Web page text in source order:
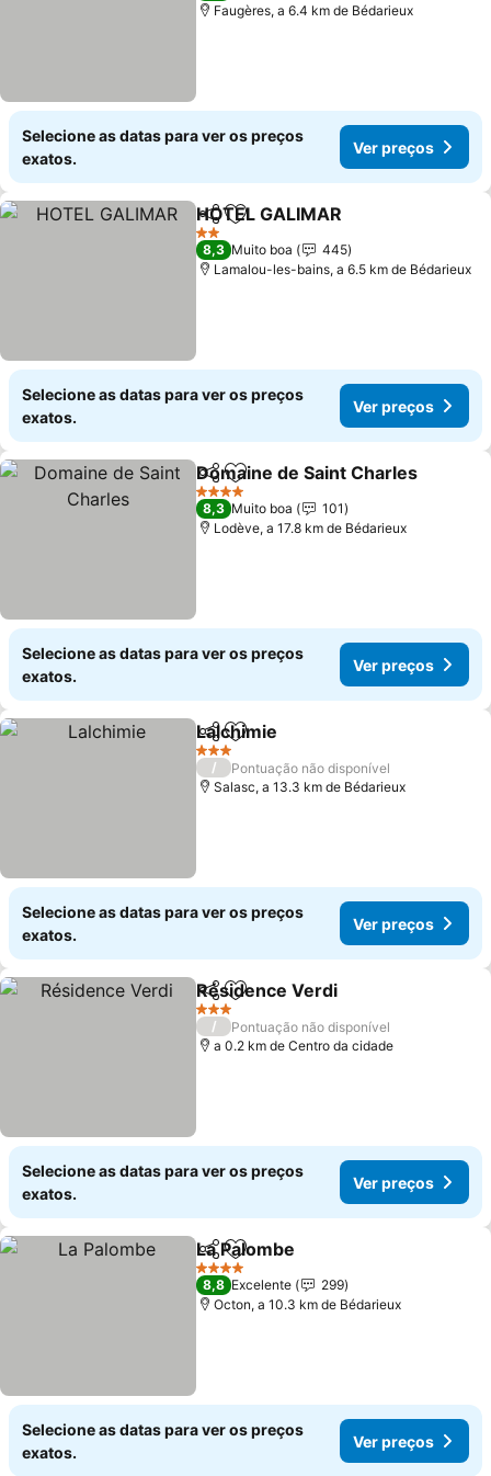
Faugères, a 6.4 km de Bédarieux
Selecione as datas para ver os preços
exatos.
Ver preços
PartilharAdicionar aos favoritos
HOTEL GALIMAR
2 Estrelas
8,3 Muito boa
445
Lamalou-les-bains, a 6.5 km de Bédarieux
Selecione as datas para ver os preços
exatos.
Ver preços
PartilharAdicionar aos favoritos
Domaine de Saint Charles
4 Estrelas
8,3 Muito boa
101
Lodève, a 17.8 km de Bédarieux
Selecione as datas para ver os preços
exatos.
Ver preços
PartilharAdicionar aos favoritos
Lalchimie
3 Estrelas
/
Pontuação não disponível
Salasc, a 13.3 km de Bédarieux
Selecione as datas para ver os preços
exatos.
Ver preços
PartilharAdicionar aos favoritos
Résidence Verdi
3 Estrelas
/
Pontuação não disponível
a 0.2 km de Centro da cidade
Selecione as datas para ver os preços
exatos.
Ver preços
PartilharAdicionar aos favoritos
La Palombe
4 Estrelas
8,8 Excelente
299
Octon, a 10.3 km de Bédarieux
Selecione as datas para ver os preços
exatos.
Ver preços